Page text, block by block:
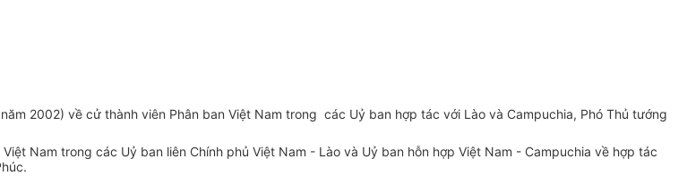
2002) về cử thành viên Phân ban Việt Nam trong các Uỷ ban hợp tác với Lào và Campuchia, Phó Thủ tướng
Nam trong các Uỷ ban liên Chính phủ Việt Nam - Lào và Uỷ ban hỗn hợp Việt Nam - Campuchia về hợp tác